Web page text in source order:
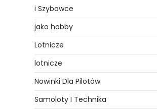
i Szybowce
jako hobby
Lotnicze
lotnicze
Nowinki Dla Pilotów
Samoloty I Technika